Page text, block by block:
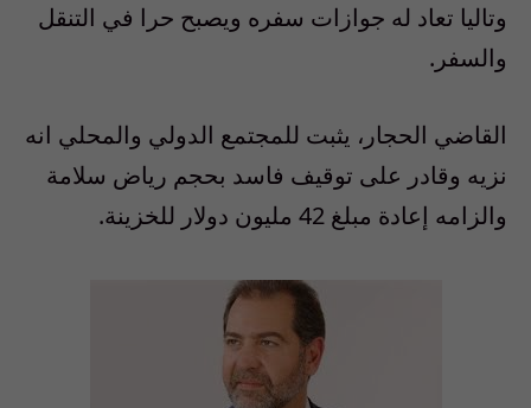
وتاليا تعاد له جوازات سفره ويصبح حرا في التنقل
والسفر .
القاضي الحجار، يثبت للمجتمع الدولي والمحلي انه
نزيه وقادر على توقيف فاسد بحجم رياض سلامة
والزامه إعادة مبلغ 42 مليون دولار للخزينة.